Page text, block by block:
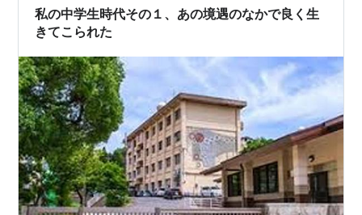
水谷先生ならば、私の活動を理解して励ましてもらえる
のではないかとい…
私の中学生時代その１、あの境遇のなかで良く生
きてこられた